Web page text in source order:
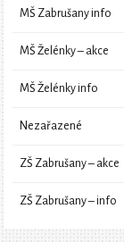
MŠ Zabrušany info
MŠ Želénky – akce
MŠ Želénky info
Nezařazené
ZŠ Zabrušany – akce
ZŠ Zabrušany – info